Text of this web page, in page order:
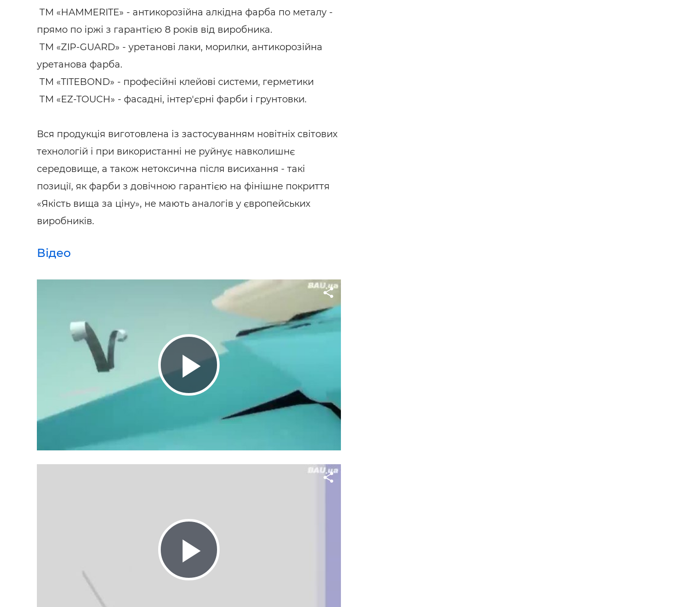
ТМ «HAMMERITE» - антикорозійна алкідна фарба по металу -
прямо по іржі з гарантією 8 років від виробника.
ТМ «ZIP-GUARD» - уретанові лаки, морилки, антикорозійна
уретанова фарба.
ТМ «TITEBOND» - професійні клейові системи, герметики
ТМ «EZ-TOUCH» - фасадні, інтер'єрні фарби і грунтовки.
Вся продукція виготовлена ​​із застосуванням новітніх світових
технологій і при використанні не руйнує навколишнє
середовище, а також нетоксична після висихання - такі
позиції, як фарби з довічною гарантією на фінішне покриття
«Якість вища за ціну», не мають аналогів у європейських
виробників.
Відео